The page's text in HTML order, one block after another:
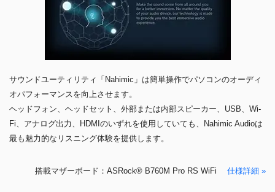
サウンドユーティリティ「Nahimic」は簡単操作でパソコンのオーディ
オパフォーマンスを向上させます。
ヘッドフォン、ヘッドセット、外部または内部スピーカー、USB、Wi-
Fi、アナログ出力、HDMIのいずれを使用していても、Nahimic Audioは
最も魅力的なリスニング体験を提供します。
搭載マザーボード：ASRock® B760M Pro RS WiFi 仕様詳細 »